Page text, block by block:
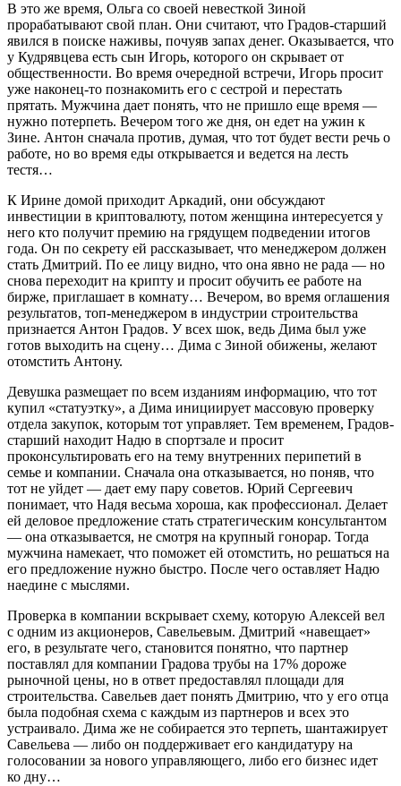
В это же время, Ольга со своей невесткой Зиной
прорабатывают свой план. Они считают, что Градов-старший
явился в поиске наживы, почуяв запах денег. Оказывается, что
у Кудрявцева есть сын Игорь, которого он скрывает от
общественности. Во время очередной встречи, Игорь просит
уже наконец-то познакомить его с сестрой и перестать
прятать. Мужчина дает понять, что не пришло еще время —
нужно потерпеть. Вечером того же дня, он едет на ужин к
Зине. Антон сначала против, думая, что тот будет вести речь о
работе, но во время еды открывается и ведется на лесть
тестя…
К Ирине домой приходит Аркадий, они обсуждают
инвестиции в криптовалюту, потом женщина интересуется у
него кто получит премию на грядущем подведении итогов
года. Он по секрету ей рассказывает, что менеджером должен
стать Дмитрий. По ее лицу видно, что она явно не рада — но
снова переходит на крипту и просит обучить ее работе на
бирже, приглашает в комнату… Вечером, во время оглашения
результатов, топ-менеджером в индустрии строительства
признается Антон Градов. У всех шок, ведь Дима был уже
готов выходить на сцену… Дима с Зиной обижены, желают
отомстить Антону.
Девушка размещает по всем изданиям информацию, что тот
купил «статуэтку», а Дима инициирует массовую проверку
отдела закупок, которым тот управляет. Тем временем, Градов-
старший находит Надю в спортзале и просит
проконсультировать его на тему внутренних перипетий в
семье и компании. Сначала она отказывается, но поняв, что
тот не уйдет — дает ему пару советов. Юрий Сергеевич
понимает, что Надя весьма хороша, как профессионал. Делает
ей деловое предложение стать стратегическим консультантом
— она отказывается, не смотря на крупный гонорар. Тогда
мужчина намекает, что поможет ей отомстить, но решаться на
его предложение нужно быстро. После чего оставляет Надю
наедине с мыслями.
Проверка в компании вскрывает схему, которую Алексей вел
с одним из акционеров, Савельевым. Дмитрий «навещает»
его, в результате чего, становится понятно, что партнер
поставлял для компании Градова трубы на 17% дороже
рыночной цены, но в ответ предоставлял площади для
строительства. Савельев дает понять Дмитрию, что у его отца
была подобная схема с каждым из партнеров и всех это
устраивало. Дима же не собирается это терпеть, шантажирует
Савельева — либо он поддерживает его кандидатуру на
голосовании за нового управляющего, либо его бизнес идет
ко дну…